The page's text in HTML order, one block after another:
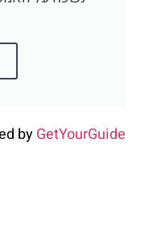
byGetYourGuide